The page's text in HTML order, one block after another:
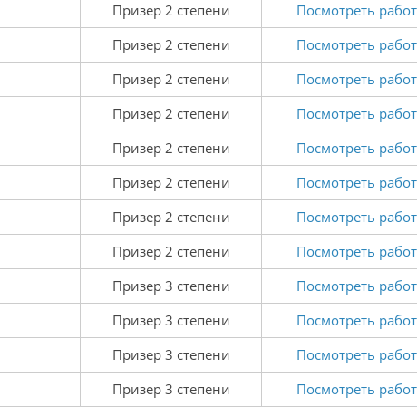
Призер 2 степени
Посмотреть
Призер 2 степени
Посмотреть
Призер 2 степени
Посмотреть
Призер 2 степени
Посмотреть
Призер 2 степени
Посмотреть
Призер 2 степени
Посмотреть
Призер 2 степени
Посмотреть
Призер 2 степени
Посмотреть
Призер 3 степени
Посмотреть
Призер 3 степени
Посмотреть
Призер 3 степени
Посмотреть
Призер 3 степени
Посмотреть